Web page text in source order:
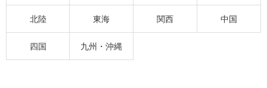
北陸 東海 関西 中国
四国 九州・沖縄